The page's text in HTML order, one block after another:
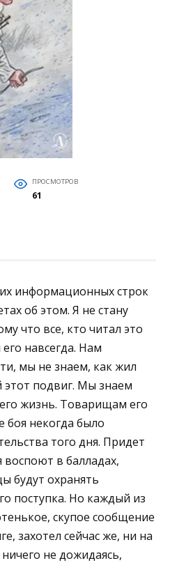
ПРОСМОТРОВ
61
информационных строк
об этом. Я не стану
что все, кто читал это
навсегда. Нам
мы не знаем, как жил
подвиг. Мы знаем
жизнь. Товарищам его
боя некогда было
того дня. Придет
в балладах,
будут охранять
поступка. Но каждый из
скупое сообщение
захотел сейчас же, ни на
не дожидаясь,